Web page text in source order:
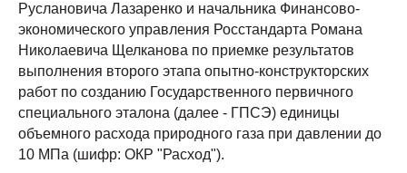
Руслановича Лазаренко и начальника Финансово-
экономического управления Росстандарта Романа
Николаевича Щелканова по приемке результатов
выполнения второго этапа опытно-конструкторских
работ по созданию Государственного первичного
специального эталона (далее - ГПСЭ) единицы
объемного расхода природного газа при давлении до
10 МПа (шифр: ОКР "Расход").